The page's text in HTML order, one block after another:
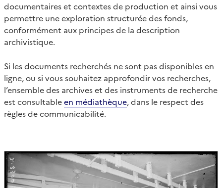
documentaires et contextes de production et ainsi vous
permettre une exploration structurée des fonds,
conformément aux principes de la description
archivistique.
Si les documents recherchés ne sont pas disponibles en
ligne, ou si vous souhaitez approfondir vos recherches,
l’ensemble des archives et des instruments de recherche
est consultableen médiathèque, dans le respect des
règles de communicabilité.